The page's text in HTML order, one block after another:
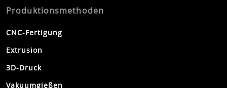
Produktionsmethoden
CNC-Fertigung
Extrusion
3D-Druck
Vakuumgießen